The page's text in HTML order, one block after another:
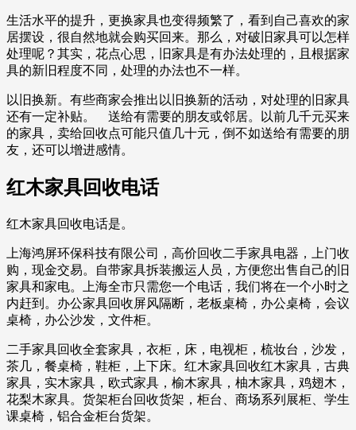
生活水平的提升，更换家具也变得频繁了，看到自己喜欢的家
居摆设，很自然地就会购买回来。那么，对破旧家具可以怎样
处理呢？其实，花点心思，旧家具是有办法处理的，且根据家
具的新旧程度不同，处理的办法也不一样。
以旧换新。有些商家会推出以旧换新的活动，对处理的旧家具
还有一定补贴。 送给有需要的朋友或邻居。以前几千元买来
的家具，卖给回收点可能只值几十元，倒不如送给有需要的朋
友，还可以增进感情。
红木家具回收电话
红木家具回收电话是。
上海鸿屏环保科技有限公司，高价回收二手家具电器，上门收
购，现金交易。自带家具拆装搬运人员，方便您出售自己的旧
家具和家电。上海全市只需您一个电话，我们将在一个小时之
内赶到。办公家具回收屏风隔断，老板桌椅，办公桌椅，会议
桌椅，办公沙发，文件柜。
二手家具回收全套家具，衣柜，床，电视柜，梳妆台，沙发，
茶几，餐桌椅，鞋柜，上下床。红木家具回收红木家具，古典
家具，实木家具，欧式家具，榆木家具，柚木家具，鸡翅木，
花梨木家具。货架柜台回收货架，柜台、商场系列展柜、学生
课桌椅，铝合金柜台货架。